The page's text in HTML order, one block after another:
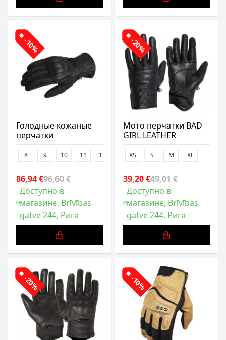
-10%
Голодные кожаные
перчатки
8 9 10 11 13
86,94 €96,60 €
Доступно в
магазине, Brīvības
gatve 244, Рига
-20%
Мото перчатки BAD
GIRL LEATHER
XS S M XL
39,20 €49,01 €
Доступно в
магазине, Brīvības
gatve 244, Рига
-20% -10%